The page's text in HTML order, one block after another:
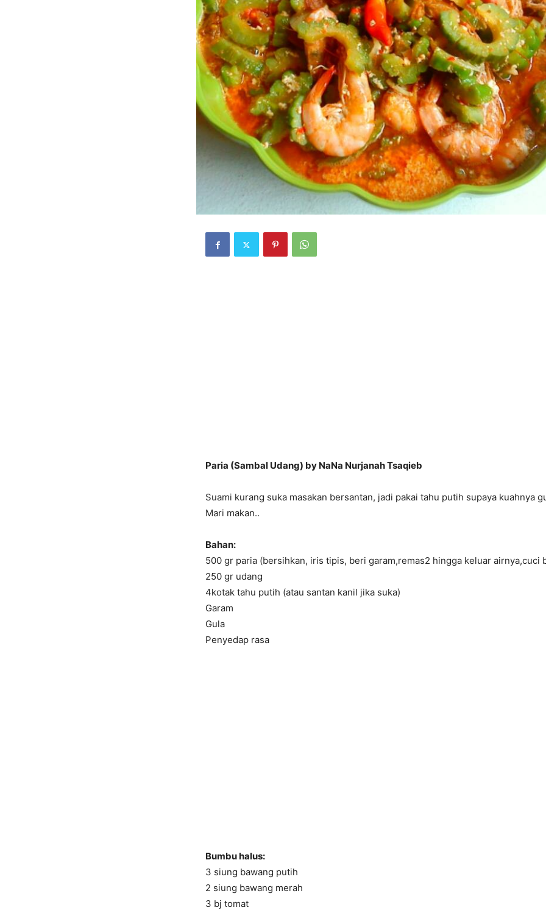
Paria (Sambal Udang) by NaNa Nurjanah Tsaqieb
Suami kurang suka masakan bersantan, jadi pakai tahu putih supaya kuahnya
Mari makan..
Bahan:
500 gr paria (bersihkan, iris tipis, beri garam,remas2 hingga keluar airnya,cuci
250 gr udang
4kotak tahu putih (atau santan kanil jika suka)
Garam
Gula
Penyedap rasa
Bumbu halus:
3 siung bawang putih
2 siung bawang merah
3 bj tomat